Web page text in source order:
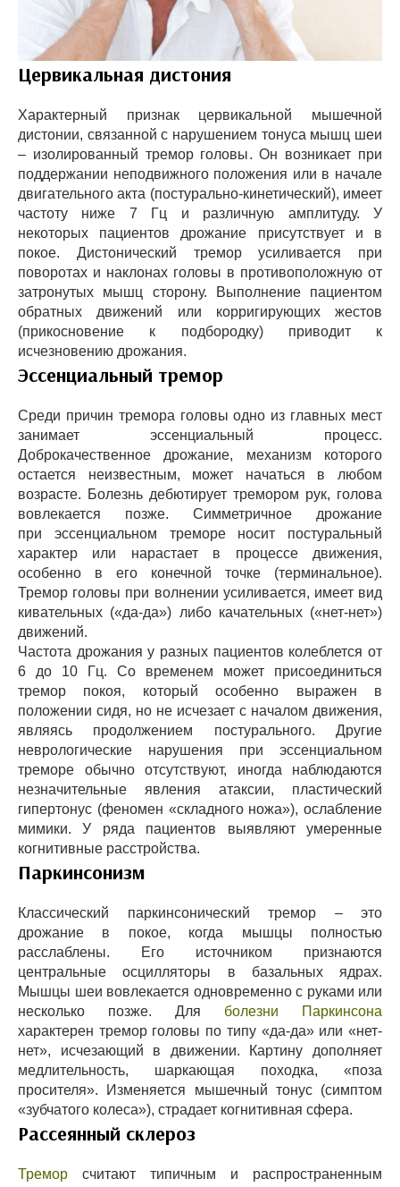
Цервикальная дистония
Характерный признак цервикальной мышечной
дистонии, связанной с нарушением тонуса мышц шеи
– изолированный тремор головы. Он возникает при
поддержании неподвижного положения или в начале
двигательного акта (постурально-кинетический), имеет
частоту ниже 7 Гц и различную амплитуду. У
некоторых пациентов дрожание присутствует и в
покое. Дистонический тремор усиливается при
поворотах и наклонах головы в противоположную от
затронутых мышц сторону. Выполнение пациентом
обратных движений или корригирующих жестов
(прикосновение к подбородку) приводит к
исчезновению дрожания.
Эссенциальный тремор
Среди причин тремора головы одно из главных мест
занимает эссенциальный процесс.
Доброкачественное дрожание, механизм которого
остается неизвестным, может начаться в любом
возрасте. Болезнь дебютирует тремором рук, голова
вовлекается позже. Симметричное дрожание
при эссенциальном треморе носит постуральный
характер или нарастает в процессе движения,
особенно в его конечной точке (терминальное).
Тремор головы при волнении усиливается, имеет вид
кивательных («да-да») либо качательных («нет-нет»)
движений.
Частота дрожания у разных пациентов колеблется от
6 до 10 Гц. Со временем может присоединиться
тремор покоя, который особенно выражен в
положении сидя, но не исчезает с началом движения,
являясь продолжением постурального. Другие
неврологические нарушения при эссенциальном
треморе обычно отсутствуют, иногда наблюдаются
незначительные явления атаксии, пластический
гипертонус (феномен «складного ножа»), ослабление
мимики. У ряда пациентов выявляют умеренные
когнитивные расстройства.
Паркинсонизм
Классический паркинсонический тремор – это
дрожание в покое, когда мышцы полностью
расслаблены. Его источником признаются
центральные осцилляторы в базальных ядрах.
Мышцы шеи вовлекается одновременно с руками или
несколько позже. Для болезни Паркинсона
характерен тремор головы по типу «да-да» или «нет-
нет», исчезающий в движении. Картину дополняет
медлительность, шаркающая походка, «поза
просителя». Изменяется мышечный тонус (симптом
«зубчатого колеса»), страдает когнитивная сфера.
Рассеянный склероз
Тремор считают типичным и распространенным